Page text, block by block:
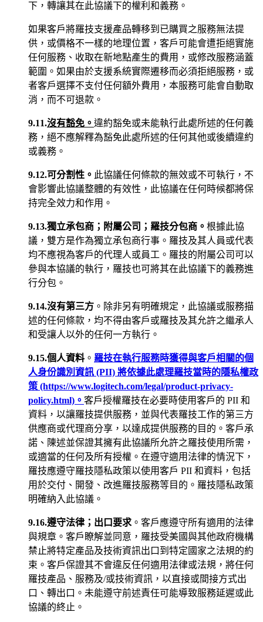
下，轉讓其在此協議下的權利和義務。
如果客戶將羅技支援產品轉移到已購買之服務無法提
供，或價格不一樣的地理位置，客戶可能會遭拒絕實施
任何服務、收取在新地點產生的費用，或修改服務涵蓋
範圍。如果由於支援系統實際遷移而必須拒絕服務，或
者客戶選擇不支付任何額外費用，本服務可能會自動取
消，而不可退款。
9.11.沒有豁免。 違約豁免或未能執行此處所述的任何義
務，絕不應解釋為豁免此處所述的任何其他或後續違約
或義務。
9.12.可分割性。 此協議任何條款的無效或不可執行，不
會影響此協議整體的有效性，此協議在任何時候都將保
持完全效力和作用。
9.13.獨立承包商；附屬公司；羅技分包商。 根據此協
議，雙方是作為獨立承包商行事。羅技及其人員或代表
均不應視為客戶的代理人或員工。羅技的附屬公司可以
參與本協議的執行，羅技也可將其在此協議下的義務進
行分包。
9.14.沒有第三方 。除非另有明確規定，此協議或服務描
述的任何條款，均不得由客戶或羅技及其允許之繼承人
和受讓人以外的任何一方執行。
9.15.個人資料 。 羅技在執行服務時獲得與客戶相關的個
人身份識別資訊 (PII) 將依據此處理羅技當時的隱私權政
策 (https://www.logitech.com/legal/product-privacy-
policy.html)。 客戶授權羅技在必要時使用客戶的 PII 和
資料，以讓羅技提供服務，並與代表羅技工作的第三方
供應商或代理商分享，以達成提供服務的目的。客戶承
諾、陳述並保證其擁有此協議所允許之羅技使用所需，
或適當的任何及所有授權。在遵守適用法律的情況下，
羅技應遵守羅技隱私政策以使用客戶 PII 和資料，包括
用於交付、開發、改進羅技服務等目的。羅技隱私政策
明確納入此協議。
9.16.遵守法律；出口要求 。客戶應遵守所有適用的法律
與規章。客戶瞭解並同意，羅技受美國與其他政府機構
禁止將特定產品及技術資訊出口到特定國家之法規的約
束。客戶保證其不會違反任何適用法律或法規，將任何
羅技產品、服務及/或技術資訊，以直接或間接方式出
口、轉出口。未能遵守前述責任可能導致服務延遲或此
協議的終止。